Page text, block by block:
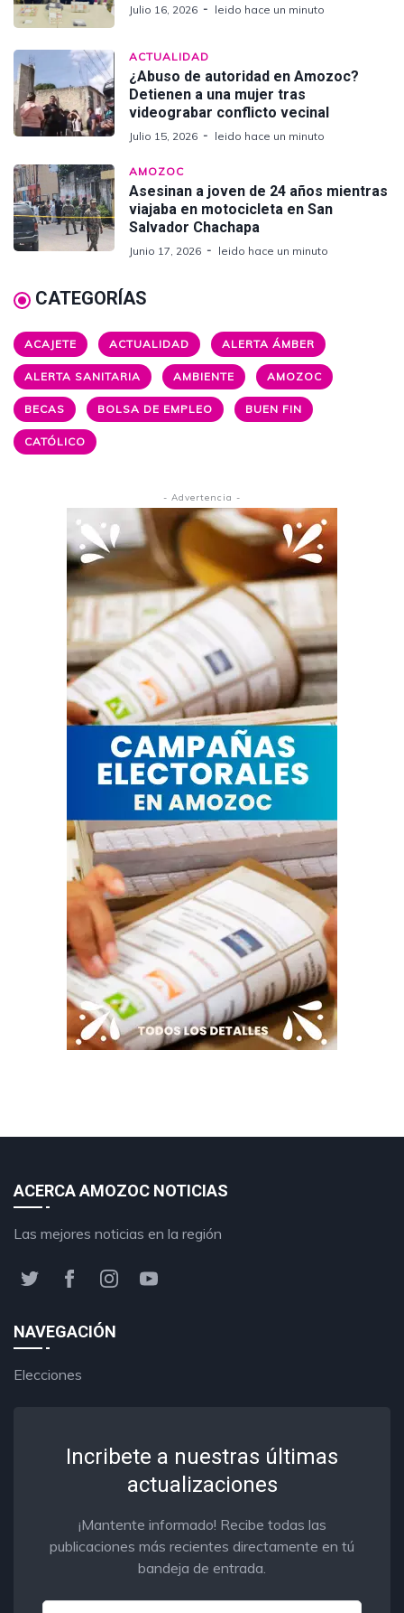
Julio 16, 2026 leido hace un minuto
ACTUALIDAD
¿Abuso de autoridad en Amozoc?
Detienen a una mujer tras
videograbar conflicto vecinal
Julio 15, 2026 leido hace un minuto
AMOZOC
Asesinan a joven de 24 años mientras
viajaba en motocicleta en San
Salvador Chachapa
Junio 17, 2026 leido hace un minuto
CATEGORÍAS
ACAJETE ACTUALIDAD ALERTA ÁMBER
ALERTA SANITARIA AMBIENTE AMOZOC
BECAS BOLSA DE EMPLEO BUEN FIN
CATÓLICO
- Advertencia -
ACERCA AMOZOC NOTICIAS
Las mejores noticias en la región
NAVEGACIÓN
Elecciones
Incribete a nuestras últimas
actualizaciones
¡Mantente informado! Recibe todas las
publicaciones más recientes directamente en tú
bandeja de entrada.